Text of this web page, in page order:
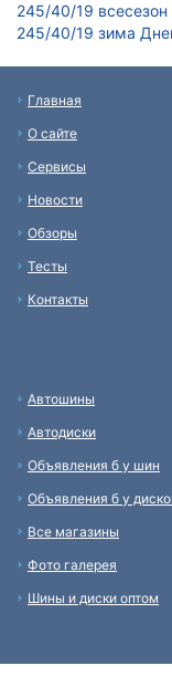
245/40/19
245/40/19 зима
Главная
О сайте
Сервисы
Новости
Обзоры
Тесты
Контакты
Автошины
Автодиски
Объявления б у шин
Объявления б у
Все магазины
Фото галерея
Шины и диски оптом